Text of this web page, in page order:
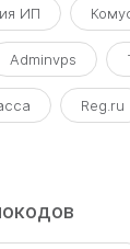
ИП
Adminvps
Reg.ru